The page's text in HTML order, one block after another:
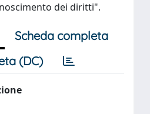
dei diritti".
Scheda completa
(DC)